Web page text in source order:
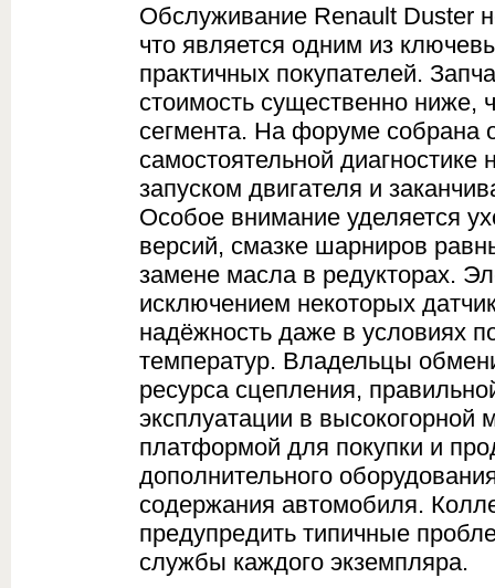
Обслуживание Renault Duster
что является одним из
практичных покупателей.
стоимость существенно ниже,
сегмента. На форуме собрана
самостоятельной
запуском двигателя и
Особое внимание уделяется
версий, смазке шарниров
замене масла в редукторах.
исключением некоторых
надёжность даже в условиях
температур. Владельцы
ресурса сцепления,
эксплуатации в высокогорной
платформой для покупки и
дополнительного
содержания автомобиля.
предупредить типичные
службы каждого экземпляра.